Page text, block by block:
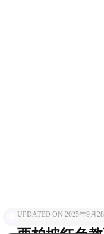
UPDATED ON 2025年9月